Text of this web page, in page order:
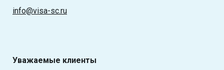
info@visa-sc.ru
Уважаемые клиенты